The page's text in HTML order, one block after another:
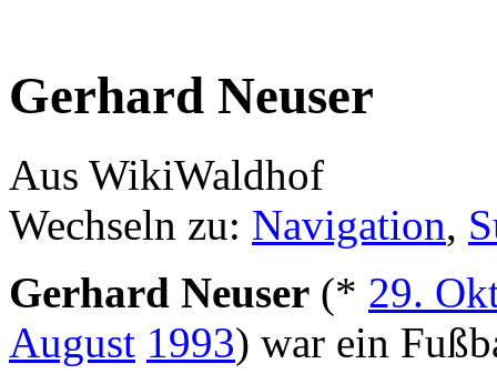
Gerhard Neuser
Aus WikiWaldhof
Wechseln zu: Navigation,
Gerhard Neuser (* 29.
August 1993) war ein